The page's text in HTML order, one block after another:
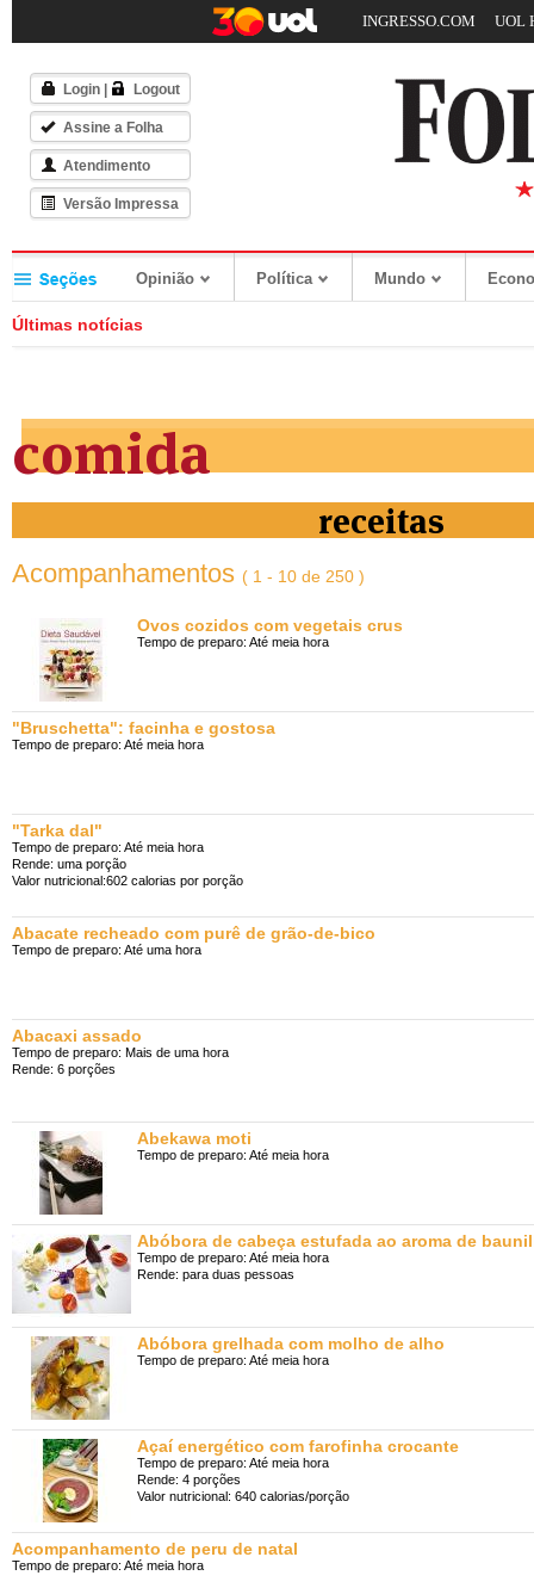
INGRESSO.COM UOL
Login Logout
Assine a Folha
Atendimento
Versão Impressa
Opinião Política Mundo
Últimas notícias
comida
receitas
Acompanhamentos ( 1 - 10 de 250 )
Ovos cozidos com vegetais crus
Tempo de preparo: Até meia hora
"Bruschetta": facinha e gostosa
Tempo de preparo: Até meia hora
"Tarka dal"
Tempo de preparo: Até meia hora
Rende: uma porção
Valor nutricional:602 calorias por porção
Abacate recheado com purê de grão-de-bico
Tempo de preparo: Até uma hora
Abacaxi assado
Tempo de preparo: Mais de uma hora
Rende: 6 porções
Abekawa moti
Tempo de preparo: Até meia hora
Abóbora de cabeça estufada ao aroma de
Tempo de preparo: Até meia hora
Rende: para duas pessoas
Abóbora grelhada com molho de alho
Tempo de preparo: Até meia hora
Açaí energético com farofinha crocante
Tempo de preparo: Até meia hora
Rende: 4 porções
Valor nutricional: 640 calorias/porção
Acompanhamento de peru de natal
Tempo de preparo: Até meia hora